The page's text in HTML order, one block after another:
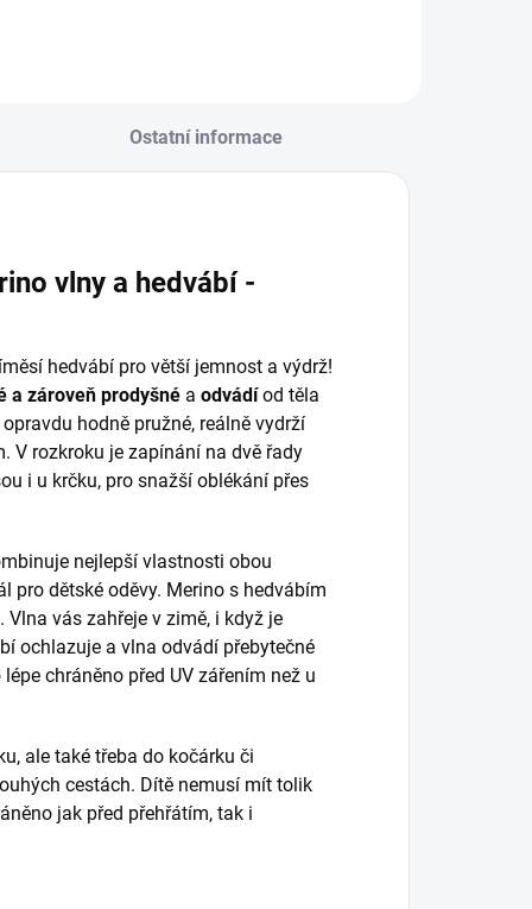
Ostatní informace
vlny a hedvábí -
hedvábí pro větší jemnost a výdrž!
a zároveň prodyšné a odvádíod těla
hodně pružné, reálně vydrží
V rozkroku je zapínání na dvě řady
i u krčku, pro snažší oblékání přes
nejlepší vlastnosti obou
pro dětské oděvy. Merino s hedvábím
vás zahřeje v zimě, i když je
ochlazuje a vlna odvádí přebytečné
chráněno před UV zářením než u
ale také třeba do kočárku či
cestách. Dítě nemusí mít tolik
jak před přehřátím, tak i